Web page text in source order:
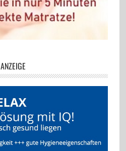
ANZEIGE